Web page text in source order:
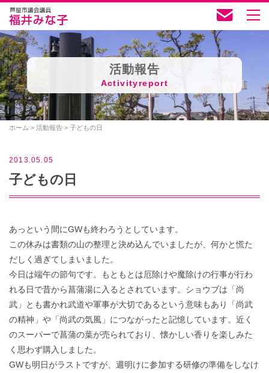
活動報告
Activityreport
ホーム > 活動報告 > 子どもの日
2013.05.05
子どもの日
あっという間にGWも終わろうとしています。
この休みは書類の山の整理と決め込んでいましたが、何かと慌た
だしく過ぎてしまいました。
今日は端午の節句です。もともとは厄除けや魔除けの行事が行わ
れる日で昔から菖蒲湯に入るとされています。ショウブは「尚
武」とも書かれ武道や軍事が大切であるという意味もあり「尚武
の精神」や「尚武の気風」につながったと記憶しています。近く
のスーパーで菖蒲の葉が売られており、懐かしい香りを楽しみた
く思わず購入しました。
GWも明日がラストですが、週明けに参加する研修の準備をしなけ